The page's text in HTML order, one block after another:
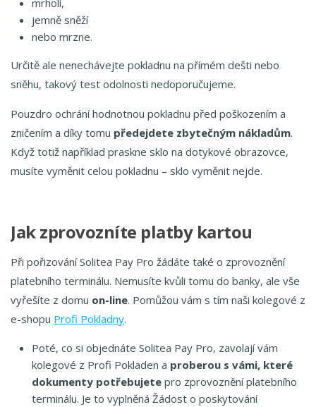
mrholí,
jemně sněží
nebo mrzne.
Určitě ale nenechávejte pokladnu na přímém dešti nebo
sněhu, takový test odolnosti nedoporučujeme.
Pouzdro ochrání hodnotnou pokladnu před poškozením a
zničením a díky tomu předejdete zbytečným nákladům.
Když totiž například praskne sklo na dotykové obrazovce,
musíte vyměnit celou pokladnu – sklo vyměnit nejde.
Jak zprovozníte platby kartou
Při pořizování Solitea Pay Pro žádáte také o zprovoznění
platebního terminálu. Nemusíte kvůli tomu do banky, ale vše
vyřešíte z domu on-line. Pomůžou vám s tím naši kolegové z
e-shopu Profi Pokladny.
Poté, co si objednáte Solitea Pay Pro, zavolají vám
kolegové z Profi Pokladen a proberou s vámi, které
dokumenty potřebujete pro zprovoznění platebního
terminálu. Je to vyplněná Žádost o poskytování